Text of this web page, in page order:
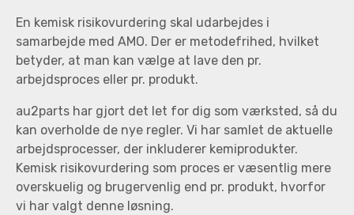
En kemisk risikovurdering skal udarbejdes i
samarbejde med AMO. Der er metodefrihed, hvilket
betyder, at man kan vælge at lave den pr.
arbejdsproces eller pr. produkt.
au2parts har gjort det let for dig som værksted, så du
kan overholde de nye regler. Vi har samlet de aktuelle
arbejdsprocesser, der inkluderer kemiprodukter.
Kemisk risikovurdering som proces er væsentlig mere
overskuelig og brugervenlig end pr. produkt, hvorfor
vi har valgt denne løsning.